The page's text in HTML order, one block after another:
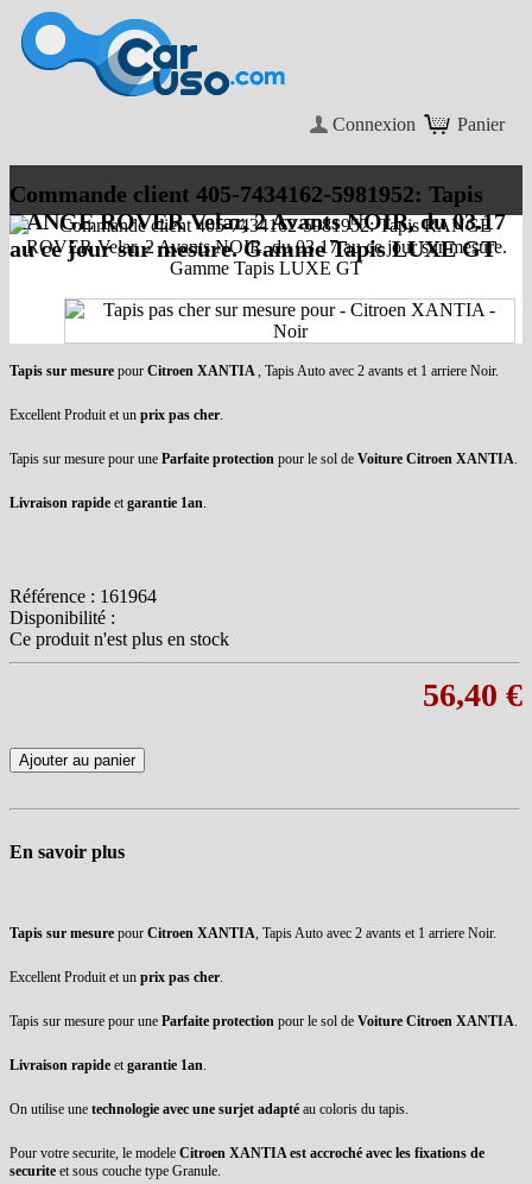
Panier
Connexion
Commande client 405-7434162-5981952: Tapis
RANGE ROVER Velar, 2 Avants NOIR, du 03.17
au ce jour sur mesure. Gamme Tapis LUXE GT
Tapis sur mesure pour Citroen XANTIA, Tapis Auto avec 2 avants et 1 arriere Noir.
Excellent Produit et un prix pas cher.
Tapis sur mesure pour une Parfaite protection pour le sol de Voiture Citroen XANTIA.
Livraison rapide etgarantie 1an.
Référence : 161964
Disponibilité :
Ce produit n'est plus en stock
56,40 €
Ajouter au panier
En savoir plus
Tapis sur mesure pour Citroen XANTIA, Tapis Auto avec 2 avants et 1 arriere Noir.
Excellent Produit et un prix pas cher.
Tapis sur mesure pour une Parfaite protection pour le sol de Voiture Citroen XANTIA.
Livraison rapide etgarantie 1an.
On utilise une technologie avec une surjet adapté au coloris du tapis.
Pour votre securite, le modele Citroen XANTIA est accroché avec les fixations de
securite et sous couche type Granule.